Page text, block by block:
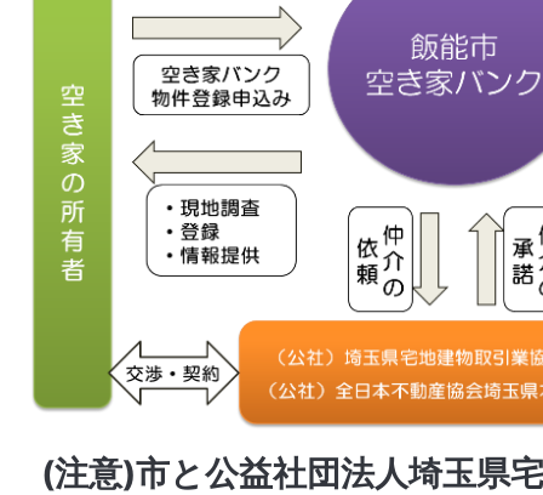
(注意)市と公益社団法人埼玉県